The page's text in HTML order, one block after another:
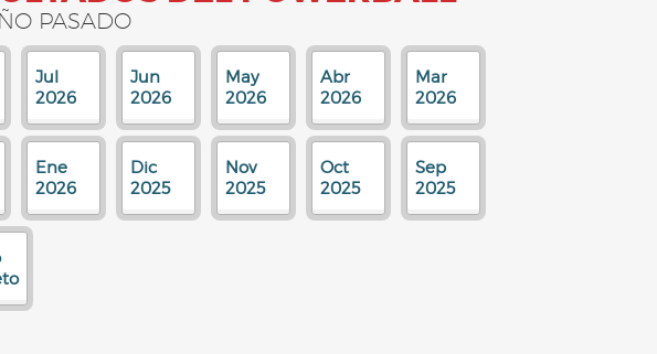
PASADO
Jul
2026
Jun
2026
May
2026
Abr
2026
Mar
2026
Ene
2026
Dic
2025
Nov
2025
Oct
2025
Sep
2025